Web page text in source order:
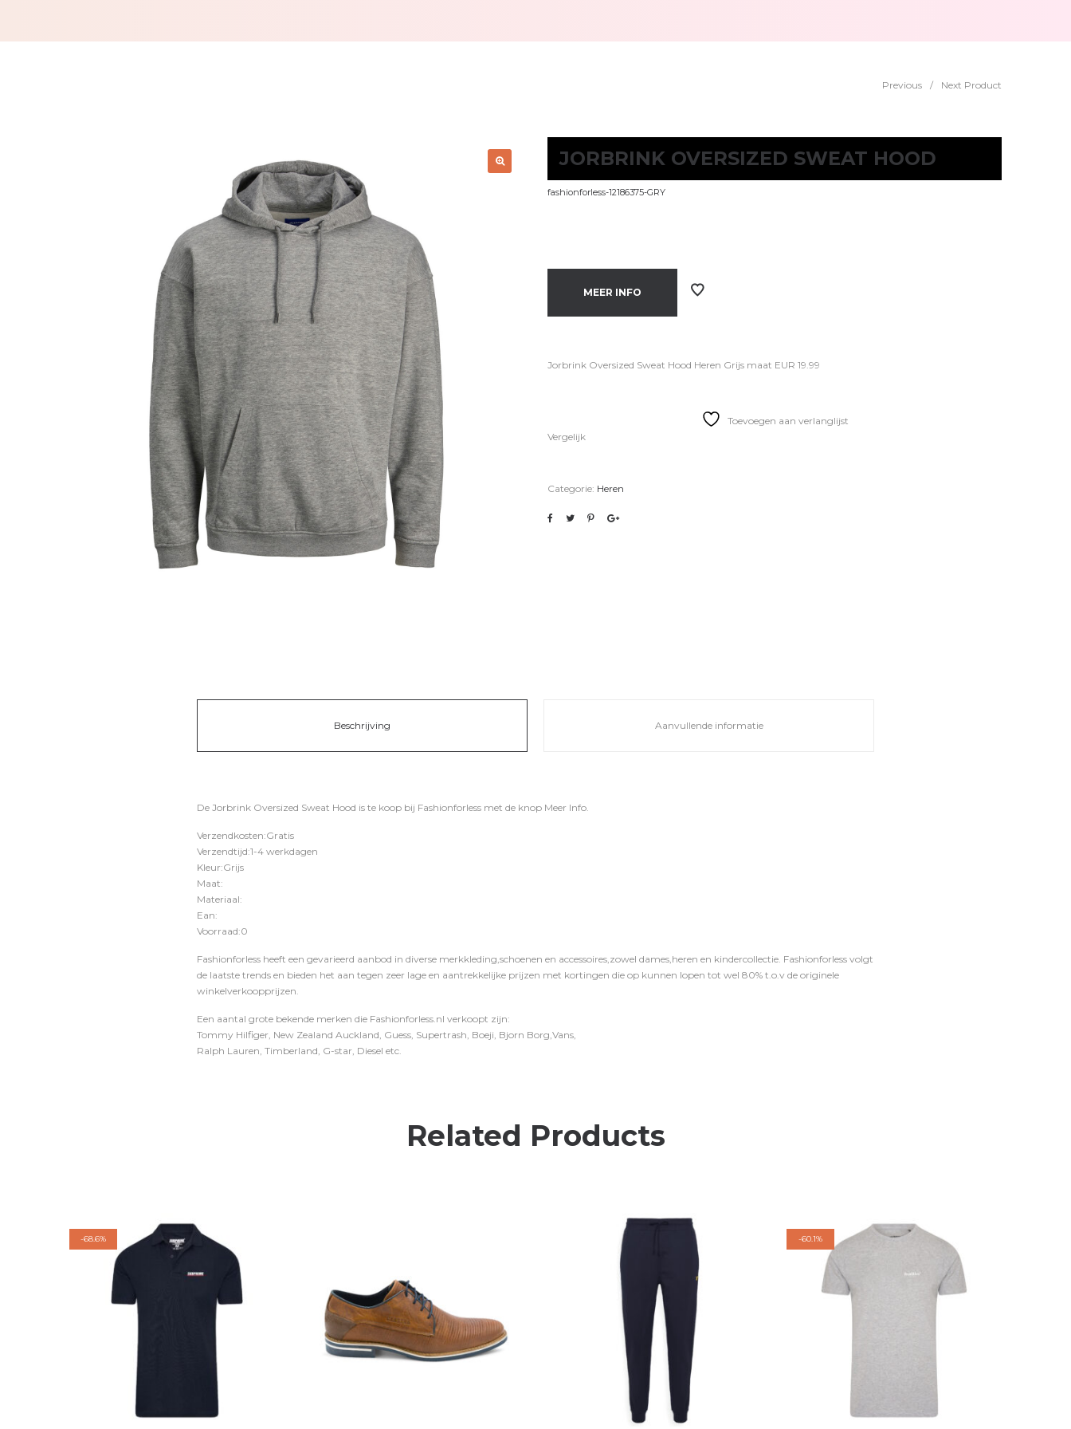
Previous / Next Product
JORBRINK OVERSIZED SWEAT HOOD
fashionforless-12186375-GRY
MEER INFO
Jorbrink Oversized Sweat Hood Heren Grijs maat EUR 19.99
Toevoegen aan verlanglijst
Vergelijk
Categorie: Heren
Beschrijving Aanvullende informatie
De Jorbrink Oversized Sweat Hood is te koop bij Fashionforless met de knop Meer Info.
Verzendkosten:Gratis
Verzendtijd:1-4 werkdagen
Kleur:Grijs
Maat:
Materiaal:
Ean:
Voorraad:0
Fashionforless heeft een gevarieerd aanbod in diverse merkkleding,schoenen en accessoires,zowel dames,heren en kindercollectie. Fashionforless volgt
de laatste trends en bieden het aan tegen zeer lage en aantrekkelijke prijzen met kortingen die op kunnen lopen tot wel 80% t.o.v de originele
winkelverkoopprijzen.
Een aantal grote bekende merken die Fashionforless.nl verkoopt zijn:
Tommy Hilfiger, New Zealand Auckland, Guess, Supertrash, Boeji, Bjorn Borg,Vans,
Ralph Lauren, Timberland, G-star, Diesel etc.
Related Products
-68.6% -60.1%